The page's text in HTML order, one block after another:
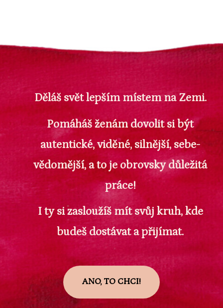
Děláš svět lepším místem na Zemi.
Pomáháš ženám dovolit si být
autentické, viděné, silnější, sebe-
vědomější, a to je obrovsky důležitá
práce!
I ty si zasloužíš mít svůj kruh, kde
budeš dostávat a přijímat.
ANO, TO CHCI!